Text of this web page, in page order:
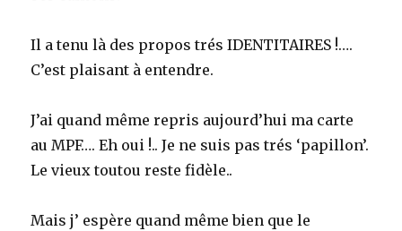
Il a tenu là des propos trés IDENTITAIRES !….
C’est plaisant à entendre.
J’ai quand même repris aujourd’hui ma carte
au MPF…. Eh oui !.. Je ne suis pas trés ‘papillon’.
Le vieux toutou reste fidèle..
Mais j’ espère quand même bien que le